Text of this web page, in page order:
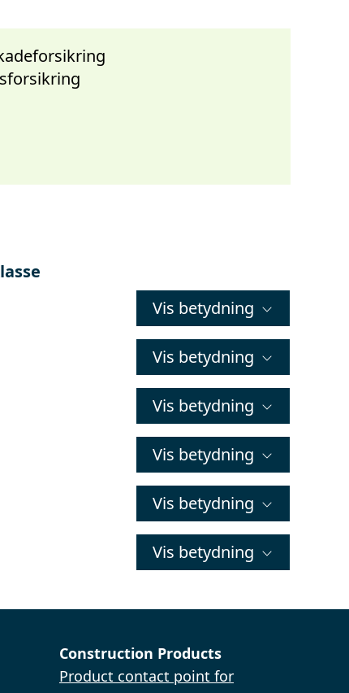
Vis betydning
Vis betydning
Vis betydning
Vis betydning
Vis betydning
Vis betydning
Construction Products
Product contact point for